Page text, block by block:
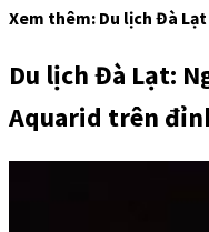
Xem thêm: Du lịch Đà Lạt
Du lịch Đà Lạt:
Aquarid trên